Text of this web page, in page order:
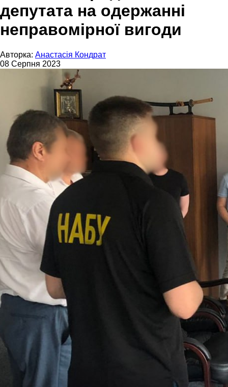
депутата на одержанні
неправомірної вигоди
Авторка: Анастасія Кондрат
08 Серпня 2023